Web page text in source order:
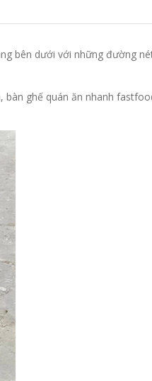
bên dưới với những đường
ghế quán ăn nhanh